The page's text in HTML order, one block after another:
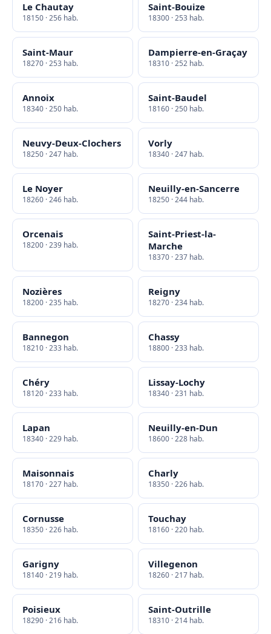
Le Chautay
18150 · 256 hab.
Saint-Bouize
18300 · 253 hab.
Saint-Maur
18270 · 253 hab.
Dampierre-en-Graçay
18310 · 252 hab.
Annoix
18340 · 250 hab.
Saint-Baudel
18160 · 250 hab.
Neuvy-Deux-Clochers
18250 · 247 hab.
Vorly
18340 · 247 hab.
Le Noyer
18260 · 246 hab.
Neuilly-en-Sancerre
18250 · 244 hab.
Orcenais
18200 · 239 hab.
Saint-Priest-la-
Marche
18370 · 237 hab.
Nozières
18200 · 235 hab.
Reigny
18270 · 234 hab.
Bannegon
18210 · 233 hab.
Chassy
18800 · 233 hab.
Chéry
18120 · 233 hab.
Lissay-Lochy
18340 · 231 hab.
Lapan
18340 · 229 hab.
Neuilly-en-Dun
18600 · 228 hab.
Maisonnais
18170 · 227 hab.
Charly
18350 · 226 hab.
Cornusse
18350 · 226 hab.
Touchay
18160 · 220 hab.
Garigny
18140 · 219 hab.
Villegenon
18260 · 217 hab.
Poisieux
18290 · 216 hab.
Saint-Outrille
18310 · 214 hab.